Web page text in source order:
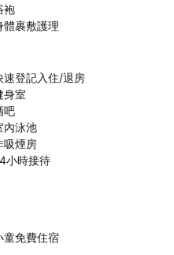
袍
體裹敷護理
速登記入住/退房
身室
吧
內泳池
吸煙房
小時接待
童免費住宿